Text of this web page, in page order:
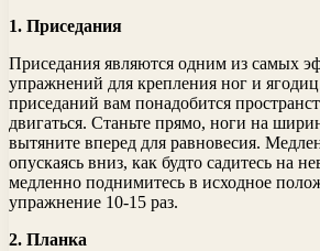
1. Приседания
Приседания являются одним из самых
упражнений для крепления ног и
приседаний вам понадобится
двигаться. Станьте прямо, ноги на
вытяните вперед для равновесия.
опускаясь вниз, как будто садитесь на
медленно поднимитесь в исходное
упражнение 10-15 раз.
2. Планка